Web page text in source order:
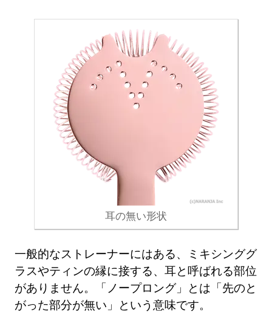
耳の無い形状
一般的なストレーナーにはある、ミキシンググ
ラスやティンの縁に接する、耳と呼ばれる部位
がありません。「ノープロング」とは「先のと
がった部分が無い」という意味です。